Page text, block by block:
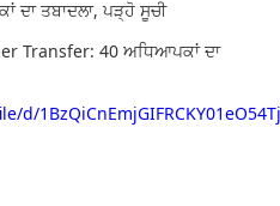
ਦਾ ਤਬਾਦਲਾ, ਪੜ੍ਹੋ ਸੂਚੀ
Transfer: 40 ਅਧਿਆਪਕਾਂ ਦਾ